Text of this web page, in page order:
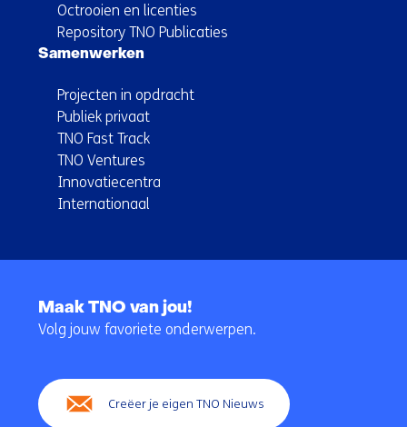
Octrooien en licenties
Repository TNO Publicaties
Samenwerken
Projecten in opdracht
Publiek privaat
TNO Fast Track
TNO Ventures
Innovatiecentra
Internationaal
navigatie
Maak TNO van jou!
Volg jouw favoriete onderwerpen.
Creëer je eigen TNO Nieuws